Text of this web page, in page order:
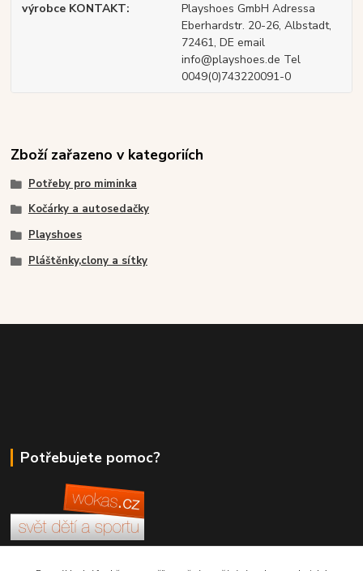
výrobce KONTAKT
Playshoes GmbH Adressa
Eberhardstr. 20-26, Albstadt,
72461, DE email
info@playshoes.de Tel
0049(0)743220091-0
Zboží zařazeno v kategoriích
Potřeby pro miminka
Kočárky a autosedačky
Playshoes
Pláštěnky,clony a sítky
Potřebujete pomoc?